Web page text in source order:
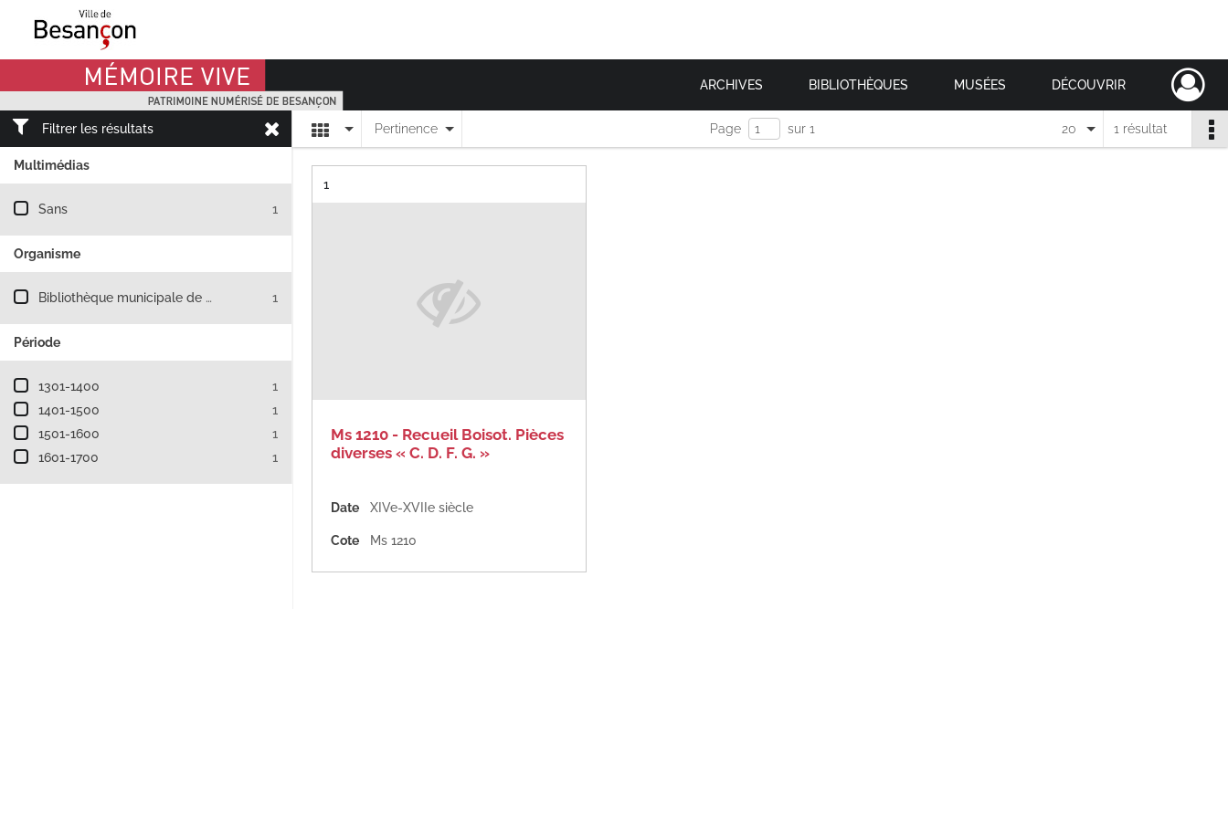
Mémoire Vive patrimoine numérisé de Besançon ARCHIVES BIBLIOTHÈQUES MUSÉES DÉCOUVRIR
Filtrer les résultats
Multimédias
Filtre les résultats par : Multimédias
Sans 1
Organisme
Filtre les résultats par : Organisme
Bibliothèque municipale de Besançon 1
Période
Filtre les résultats par : Période
1301-1400
1
1401-1500
1
1501-1600
1
1601-1700
1
AffichagePertinence Page sur 1 1 résultat
20
Résultat n°
1
Ms 1210 - Recueil Boisot. Pièces
diverses « C. D. F. G. »
Date XIVe-XVIIe siècle
Cote Ms 1210